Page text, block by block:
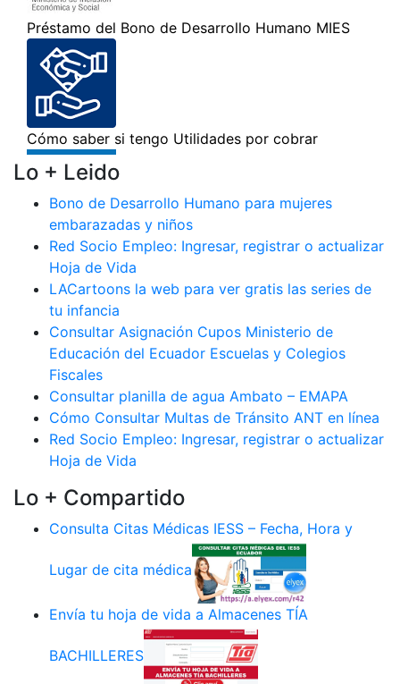
Lo + Leido
Bono de Desarrollo Humano para mujeres
embarazadas y niños
Red Socio Empleo: Ingresar, registrar o actualizar
Hoja de Vida
LACartoons la web para ver gratis las series de
tu infancia
Consultar Asignación Cupos Ministerio de
Educación del Ecuador Escuelas y Colegios
Fiscales
Consultar planilla de agua Ambato – EMAPA
Cómo Consultar Multas de Tránsito ANT en línea
Red Socio Empleo: Ingresar, registrar o actualizar
Hoja de Vida
Lo + Compartido
Consulta Citas Médicas IESS – Fecha, Hora y
Lugar de cita médica
Envía tu hoja de vida a Almacenes TÍA
BACHILLERES